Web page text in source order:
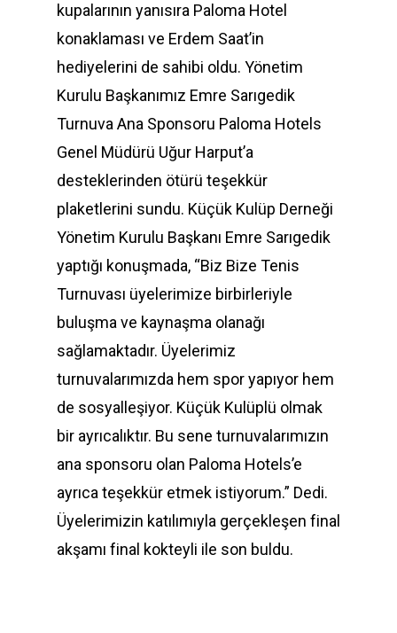
kupalarının yanısıra Paloma Hotel
konaklaması ve Erdem Saat’in
hediyelerini de sahibi oldu. Yönetim
Kurulu Başkanımız Emre Sarıgedik
Turnuva Ana Sponsoru Paloma Hotels
Genel Müdürü Uğur Harput’a
desteklerinden ötürü teşekkür
plaketlerini sundu. Küçük Kulüp Derneği
Yönetim Kurulu Başkanı Emre Sarıgedik
yaptığı konuşmada, “Biz Bize Tenis
Turnuvası üyelerimize birbirleriyle
buluşma ve kaynaşma olanağı
sağlamaktadır. Üyelerimiz
turnuvalarımızda hem spor yapıyor hem
de sosyalleşiyor. Küçük Kulüplü olmak
bir ayrıcalıktır. Bu sene turnuvalarımızın
ana sponsoru olan Paloma Hotels’e
ayrıca teşekkür etmek istiyorum.” Dedi.
Üyelerimizin katılımıyla gerçekleşen final
akşamı final kokteyli ile son buldu.